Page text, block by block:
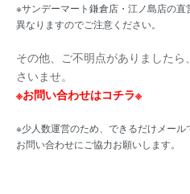
※サンデーマート鎌倉店・江ノ島店の直
異なりますのでご注意ください。
その他、ご不明点がありました
さいませ。
※お問い合わせはコチラ※
※少人数運営のため、できるだけメール
お問い合わせにご協力お願いします。